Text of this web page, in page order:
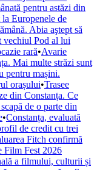
pentru astăzi din
Europenele de
Abia aştept să
vechiul Pod al lui
rară•Avarie
Mai multe străzi sunt
pentru mașini.
orașului•Trasee
din Constanța. Ce
de o parte din
•Constanța, evaluată
de credit cu trei
Fitch confirmă
Film Fest 2026
a filmului, culturii și